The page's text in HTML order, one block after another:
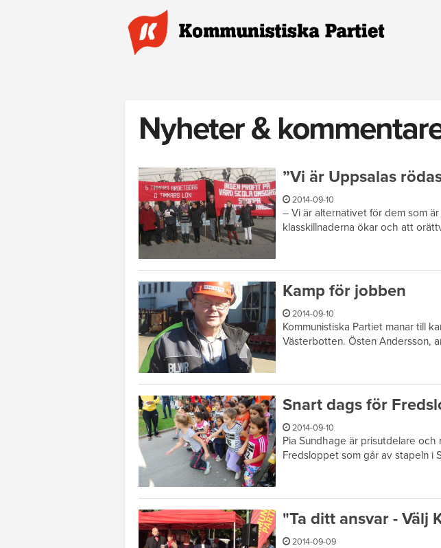
Nyheter &
”Vi är Uppsalas
2014-09-10
– Vi är alternativet för dem som
klasskillnaderna ökar och att
Kamp för jobben
2014-09-10
Kommunistiska Partiet manar till
Västerbotten. Östen Andersson,
Snart dags för
2014-09-10
Pia Sundhage är prisutdelare
Fredsloppet som går av stapeln i
"Ta ditt ansvar - Välj
2014-09-09